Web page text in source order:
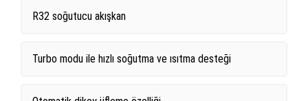
R32 soğutucu akışkan
Turbo modu ile hızlı soğutma ve ısıtma desteği